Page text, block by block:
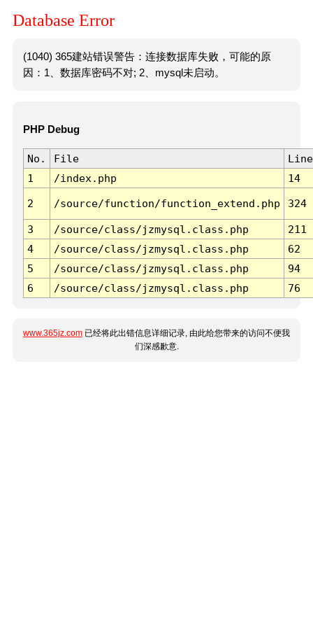
Database Error
(1040) 365建站错误警告：连接数据库失败，可能的原
因：1、数据库密码不对; 2、mysql未启动。
PHP Debug
No. File
Line
1
/index.php 14
2 /source/function/function_extend.php 324
3 /source/class/jzmysql.class.php
211
4
/source/class/jzmysql.class.php
62
5
/source/class/jzmysql.class.php
94
6
/source/class/jzmysql.class.php 76
www.365jz.com 已经将此出错信息详细记录, 由此给您带来的访问不便我
们深感歉意.